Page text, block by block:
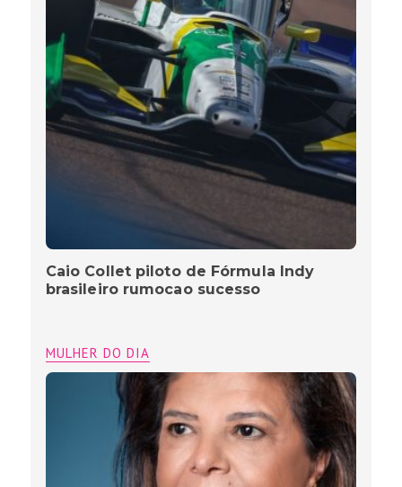
Caio Collet piloto de Fórmula Indy
brasileiro rumocao sucesso
MULHER DO DIA